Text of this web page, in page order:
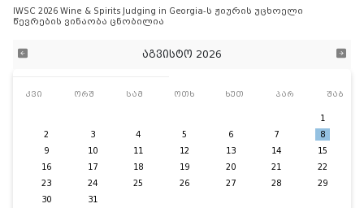
IWSC 2026 Wine & Spirits Judging in Georgia-ს ჟიურის უცხოელი
წევრების ვინაობა ცნობილია
აგვისტო 2026
კვი ორშ სამ ოთხ ხუთ პარ შაბ
1
2
3 4 5 6 7
8
9
10 11 12 13 14
15
16
17 18 19 20 21
22
23
24 25 26 27 28
29
30
31